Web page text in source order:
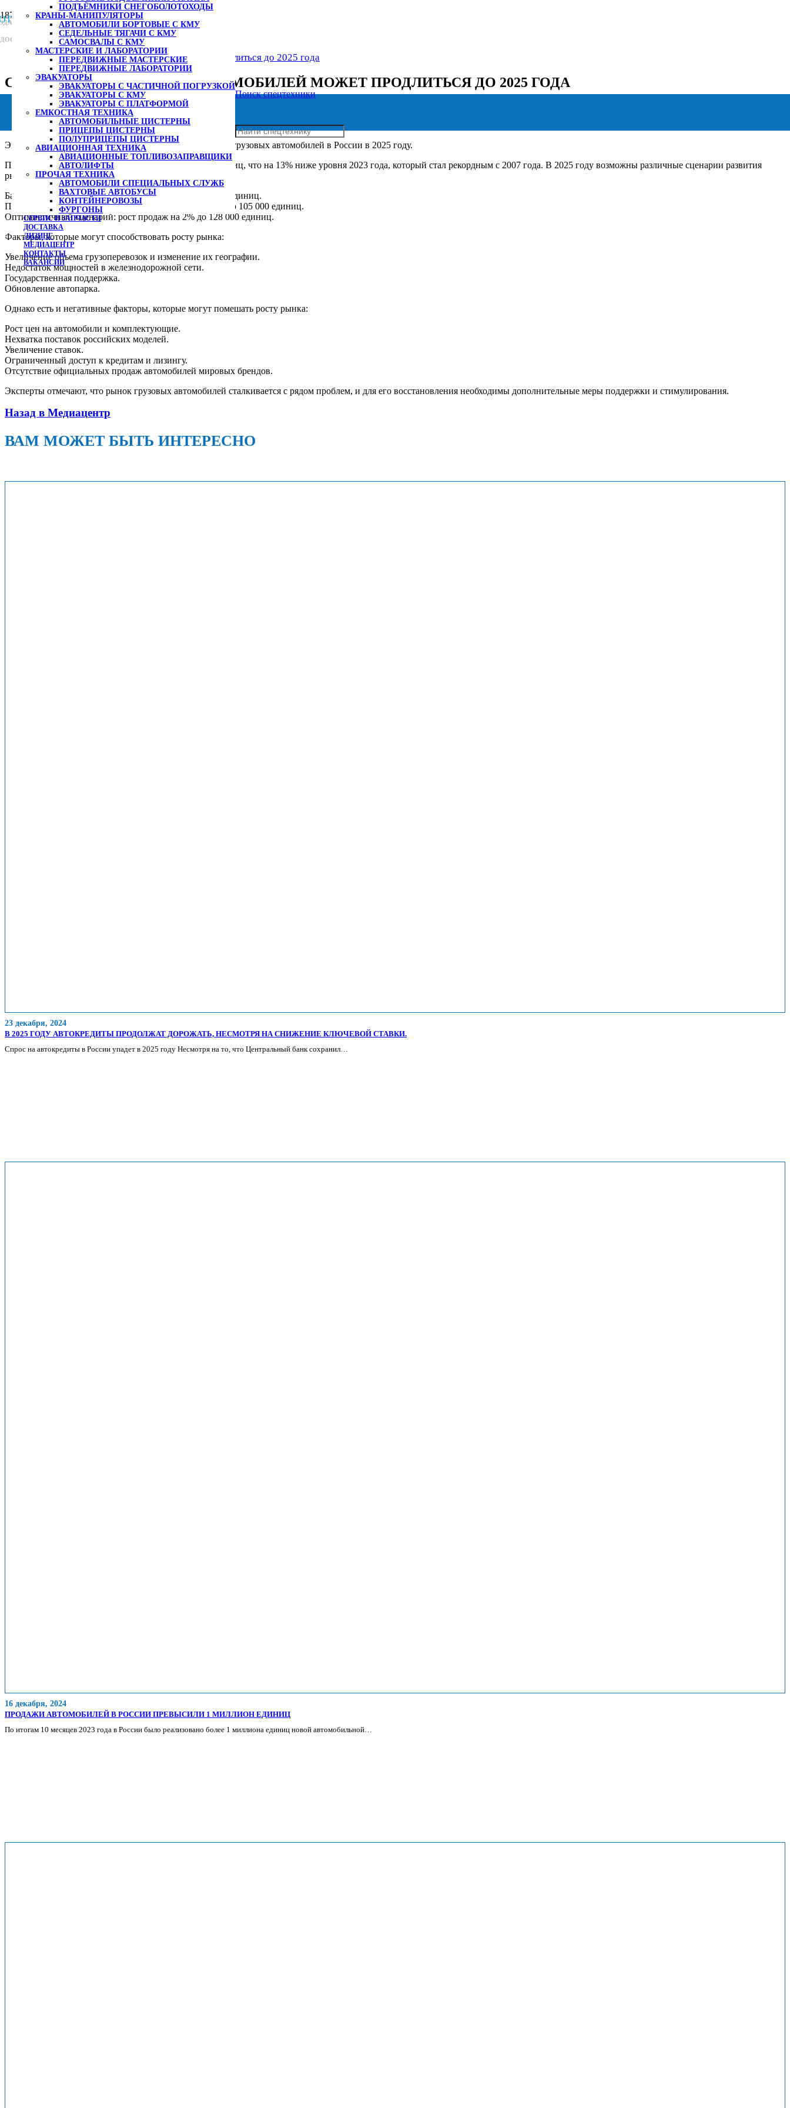
СПЕЦТЕХНИКИ
ДОСТАВКА ПО РФ И СНГ
МЫ В СОЦИАЛЬНЫХ СЕТЯХ
С 2005 ГОДА
ПРИЕМНАЯ:
8 (831) 296-11-77
info@roskomtrans.ru
ОТДЕЛ ПРОДАЖ:
8 (800) 222-13-19
sales@roskomtrans.ru
ЗАПЧАСТИ:
8 (964) 838-00-77
service@roskomtrans.ru
ЗАКАЗАТЬ ЗВОНОК
ПОДЪЁМНИКИ СНЕГОБОЛОТОХОДЫ
КРАНЫ-МАНИПУЛЯТОРЫ
АВТОМОБИЛИ БОРТОВЫЕ С КМУ
СЕДЕЛЬНЫЕ ТЯГАЧИ С КМУ
САМОСВАЛЫ С КМУ
МАСТЕРСКИЕ И ЛАБОРАТОРИИ
ПЕРЕДВИЖНЫЕ МАСТЕРСКИЕ
ПЕРЕДВИЖНЫЕ ЛАБОРАТОРИИ
ЭВАКУАТОРЫ
ЭВАКУАТОРЫ С ЧАСТИЧНОЙ ПОГРУЗКОЙ
ЭВАКУАТОРЫ С КМУ
ЭВАКУАТОРЫ С ПЛАТФОРМОЙ
ЕМКОСТНАЯ ТЕХНИКА
АВТОМОБИЛЬНЫЕ ЦИСТЕРНЫ
ПРИЦЕПЫ ЦИСТЕРНЫ
ПОЛУПРИЦЕПЫ ЦИСТЕРНЫ
АВИАЦИОННАЯ ТЕХНИКА
АВИАЦИОННЫЕ ТОПЛИВОЗАПРАВЩИКИ
АВТОЛИФТЫ
ПРОЧАЯ ТЕХНИКА
АВТОМОБИЛИ СПЕЦИАЛЬНЫХ СЛУЖБ
ВАХТОВЫЕ АВТОБУСЫ
КОНТЕЙНЕРОВОЗЫ
ФУРГОНЫ
СЕРВИС И ЗАПЧАСТИ
ДОСТАВКА
ЛИЗИНГ
МЕДИАЦЕНТР
КОНТАКТЫ
ВАКАНСИИ
Поиск спецтехники
Главная
Разное
Спад рынка грузовых автомобилей может продлиться до 2025 года
СПАД РЫНКА ГРУЗОВЫХ АВТОМОБИЛЕЙ МОЖЕТ ПРОДЛИТЬСЯ ДО 2025 ГОДА
16 декабря, 2024
Эксперты прогнозируют дальнейшее снижение продаж грузовых автомобилей в России в 2025 году.
По оценкам, в 2024 году продажи составят 125 000 единиц, что на 13% ниже уровня 2023 года, который стал рекордным с 2007 года. В 2025 году возможны различные сценарии развития
рынка:
Базовый сценарий: снижение продаж на 6% до 117 000 единиц.
Пессимистичный сценарий: снижение продаж на 16% до 105 000 единиц.
Оптимистичный сценарий: рост продаж на 2% до 128 000 единиц.
Факторы, которые могут способствовать росту рынка:
Увеличение объема грузоперевозок и изменение их географии.
Недостаток мощностей в железнодорожной сети.
Государственная поддержка.
Обновление автопарка.
Однако есть и негативные факторы, которые могут помешать росту рынка:
Рост цен на автомобили и комплектующие.
Нехватка поставок российских моделей.
Увеличение ставок.
Ограниченный доступ к кредитам и лизингу.
Отсутствие официальных продаж автомобилей мировых брендов.
Эксперты отмечают, что рынок грузовых автомобилей сталкивается с рядом проблем, и для его восстановления необходимы дополнительные меры поддержки и стимулирования.
Назад в Медиацентр
ВАМ МОЖЕТ БЫТЬ ИНТЕРЕСНО
23 декабря, 2024
В 2025 ГОДУ АВТОКРЕДИТЫ ПРОДОЛЖАТ ДОРОЖАТЬ, НЕСМОТРЯ НА СНИЖЕНИЕ КЛЮЧЕВОЙ СТАВКИ.
Спрос на автокредиты в России упадет в 2025 году Несмотря на то, что Центральный банк сохранил…
16 декабря, 2024
ПРОДАЖИ АВТОМОБИЛЕЙ В РОССИИ ПРЕВЫСИЛИ 1 МИЛЛИОН ЕДИНИЦ
По итогам 10 месяцев 2023 года в России было реализовано более 1 миллиона единиц новой автомобильной…